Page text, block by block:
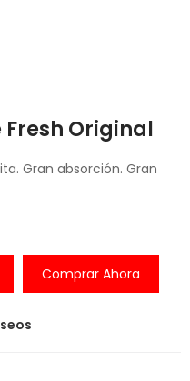
Original
Gran absorción. Gran
Comprar Ahora